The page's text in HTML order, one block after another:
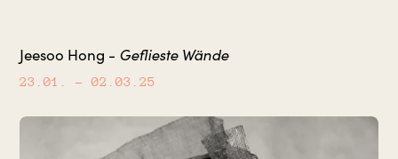
Jeesoo Hong - Geflieste Wände
23.01. – 02.03.25